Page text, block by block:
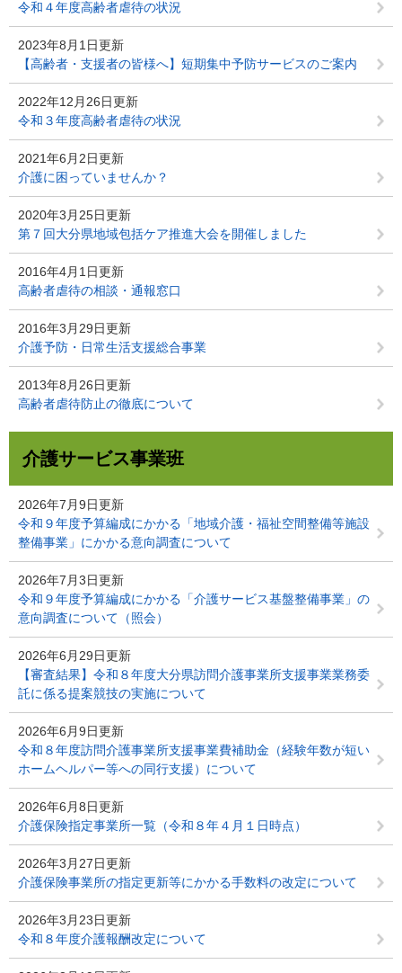
令和４年度高齢者虐待の状況
2023年8月1日更新
【高齢者・支援者の皆様へ】短期集中予防サービスのご案内
2022年12月26日更新
令和３年度高齢者虐待の状況
2021年6月2日更新
介護に困っていませんか？
2020年3月25日更新
第７回大分県地域包括ケア推進大会を開催しました
2016年4月1日更新
高齢者虐待の相談・通報窓口
2016年3月29日更新
介護予防・日常生活支援総合事業
2013年8月26日更新
高齢者虐待防止の徹底について
介護サービス事業班
2026年7月9日更新
令和９年度予算編成にかかる「地域介護・福祉空間整備等施設
整備事業」にかかる意向調査について
2026年7月3日更新
令和９年度予算編成にかかる「介護サービス基盤整備事業」の
意向調査について（照会）
2026年6月29日更新
【審査結果】令和８年度大分県訪問介護事業所支援事業業務委
託に係る提案競技の実施について
2026年6月9日更新
令和８年度訪問介護事業所支援事業費補助金（経験年数が短い
ホームヘルパー等への同行支援）について
2026年6月8日更新
介護保険指定事業所一覧（令和８年４月１日時点）
2026年3月27日更新
介護保険事業所の指定更新等にかかる手数料の改定について
2026年3月23日更新
令和８年度介護報酬改定について